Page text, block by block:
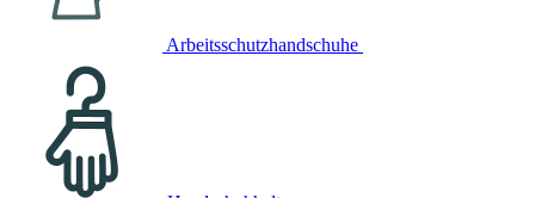
Arbeitsschutzhandschuhe